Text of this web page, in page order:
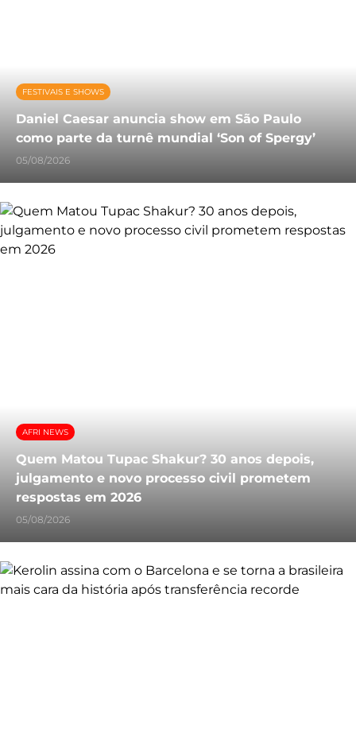
FESTIVAIS E SHOWS
Daniel Caesar anuncia show em São Paulo
como parte da turnê mundial ‘Son of Spergy’
05/08/2026
AFRI NEWS
Quem Matou Tupac Shakur? 30 anos depois,
julgamento e novo processo civil prometem
respostas em 2026
05/08/2026